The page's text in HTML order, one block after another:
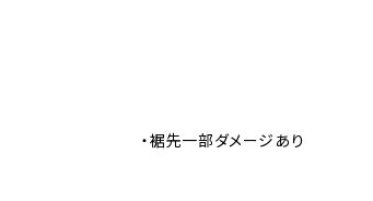
・裾先一部ダメージあり